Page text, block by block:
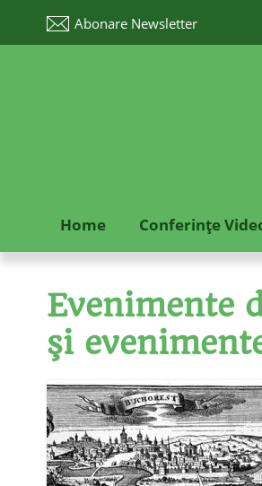
Abonare Newsletter
Home Conferinţe
Evenimente
şi